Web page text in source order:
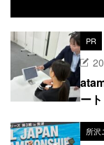
PR
ー
所沢